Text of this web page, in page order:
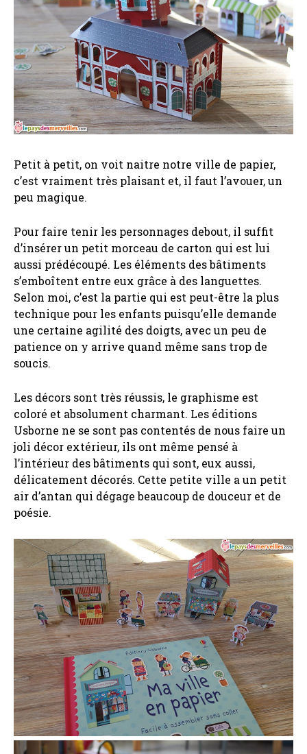
Petit à petit, on voit naitre notre ville de papier,
c’est vraiment très plaisant et, il faut l’avouer, un
peu magique.
Pour faire tenir les personnages debout, il suffit
d’insérer un petit morceau de carton qui est lui
aussi prédécoupé. Les éléments des bâtiments
s’emboîtent entre eux grâce à des languettes.
Selon moi, c’est la partie qui est peut-être la plus
technique pour les enfants puisqu’elle demande
une certaine agilité des doigts, avec un peu de
patience on y arrive quand même sans trop de
soucis.
Les décors sont très réussis, le graphisme est
coloré et absolument charmant. Les éditions
Usborne ne se sont pas contentés de nous faire un
joli décor extérieur, ils ont même pensé à
l’intérieur des bâtiments qui sont, eux aussi,
délicatement décorés. Cette petite ville a un petit
air d’antan qui dégage beaucoup de douceur et de
poésie.